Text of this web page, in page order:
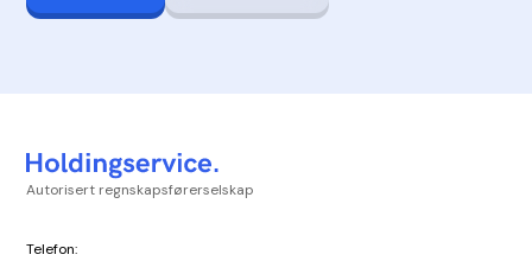
Autorisert regnskapsførerselskap
Telefon: